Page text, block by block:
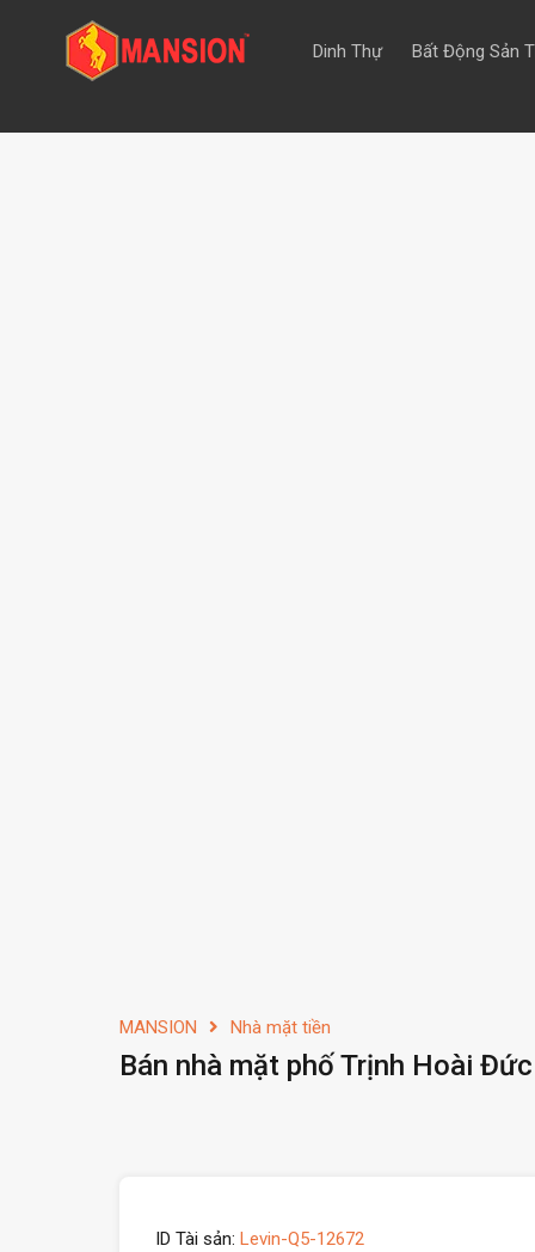
Dinh Thự Bất Động Sản
MANSION Nhà mặt tiền
Bán nhà mặt phố Trịnh Hoài
ID Tài sản: Levin-Q5-12672